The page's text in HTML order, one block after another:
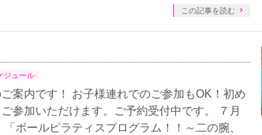
この記事を読む
ジュール
案内です！ お子様連れでのご参加もOK！初め
参加いただけます。ご予約受付中です。 ７月
ボールピラティスプログラム！！～二の腕、